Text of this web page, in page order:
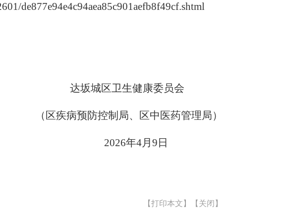
de877e94e4c94aea85c901aefb8f49cf.shtml
达坂城区卫生健康委员会
（区疾病预防控制局、区中医药管理局）
2026年4月 9 日
【打印本文】 【关闭】